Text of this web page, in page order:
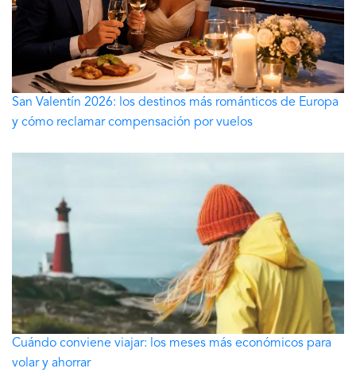
San Valentín 2026: los destinos más románticos de Europa
y cómo reclamar compensación por vuelos
Cuándo conviene viajar: los meses más económicos para
volar y ahorrar